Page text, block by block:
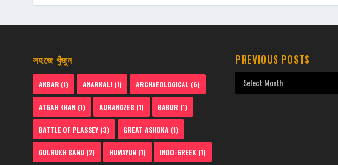
সহজে খুঁজুন
AKBAR (1) ANARKALI (1) ARCHAEOLOGICAL (6)
ATGAH KHAN (1) AURANGZEB (1) BABUR (1)
BATTLE OF PLASSEY(3) GREAT ASHOKA (1)
GULRUKH BANU (2) HUMAYUN (1) INDO-GREEK (1)
PREVIOUS POSTS